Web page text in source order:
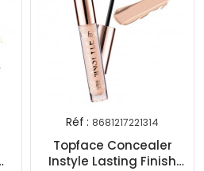
Réf : 8681217221314
Topface Concealer
Instyle Lasting Finish